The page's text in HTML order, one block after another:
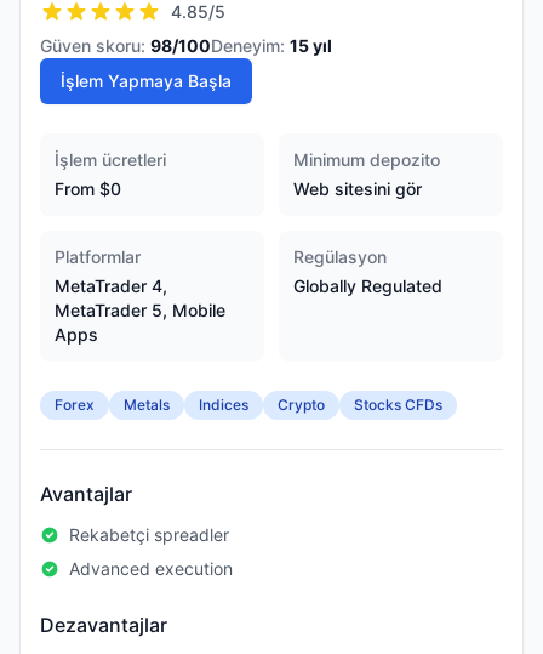
4.85/5
Güven skoru: 98/100Deneyim: 15yıl
İşlem Yapmaya Başla
İşlem ücretleri
From $0
Minimum depozito
Web sitesini gör
Platformlar
MetaTrader 4,
MetaTrader 5, Mobile
Apps
Regülasyon
Globally Regulated
Forex Metals Indices Crypto Stocks CFDs
Avantajlar
Rekabetçi spreadler
Advanced execution
Dezavantajlar